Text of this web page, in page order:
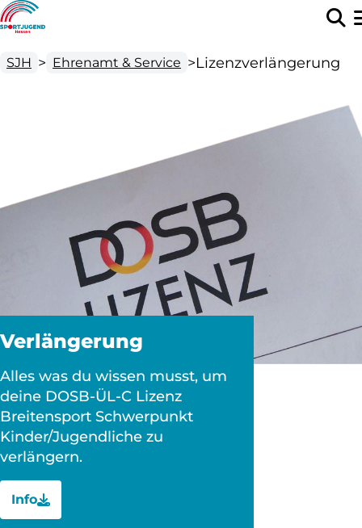
SJH > Ehrenamt & Service >Lizenzverlängerung
Verlängerung
Alles was du wissen musst, um
deine DOSB-ÜL-C Lizenz
Breitensport Schwerpunkt
Kinder/Jugendliche zu
verlängern.
Info